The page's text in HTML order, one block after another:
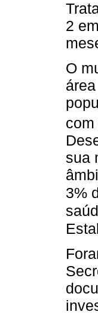
2
O
sua
3%